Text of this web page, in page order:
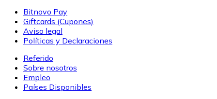
ComprarUniswap
UNI
Bitnovo Pay
Giftcards (Cupones)
Aviso legal
Políticas y Declaraciones
Referido
Sobre nosotros
Empleo
Países Disponibles